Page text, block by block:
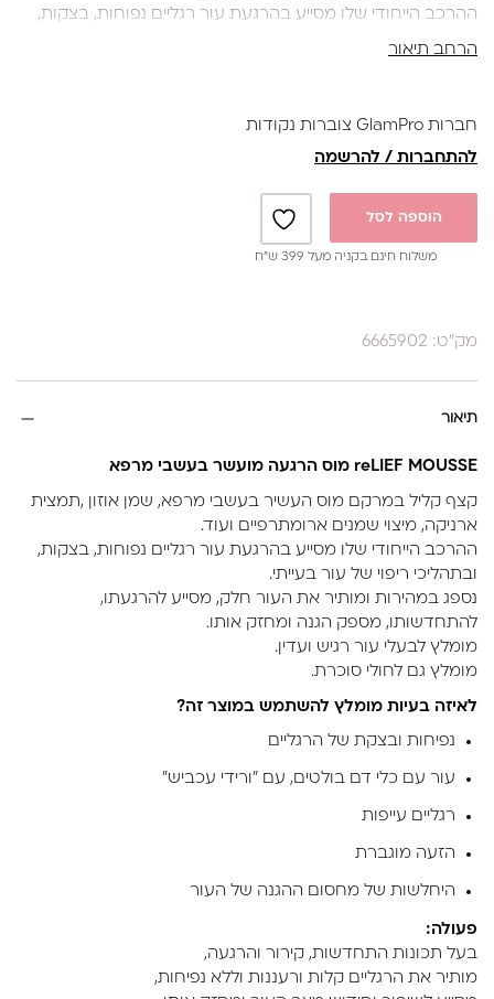
ההרכב הייחודי שלו מסייע בהרגעת עור רגליים נפוחות, בצקות,
הרחב תיאור
חברות GlamPro צוברות נקודות
להתחברות / להרשמה
הוספה לסל
משלוח חינם בקניה מעל 399 ש”ח
מק"ט: 6665902
תיאור
reLIEF MOUSSE מוס הרגעה מועשר בעשבי מרפא
קצף קליל במרקם מוס העשיר בעשבי מרפא, שמן אוזון ,תמצית
ארניקה, מיצוי שמנים ארומתרפיים ועוד.
ההרכב הייחודי שלו מסייע בהרגעת עור רגליים נפוחות, בצקות,
ובתהליכי ריפוי של עור בעייתי.
נספג במהירות ומותיר את העור חלק, מסייע להרגעתו,
להתחדשותו, מספק הגנה ומחזק אותו.
מומלץ לבעלי עור רגיש ועדין.
מומלץ גם לחולי סוכרת.
לאיזה בעיות מומלץ להשתמש במוצר זה?
נפיחות ובצקת של הרגליים
עור עם כלי דם בולטים, עם "ורידי עכביש"
רגליים עייפות
הזעה מוגברת
היחלשות של מחסום ההגנה של העור
פעולה:
בעל תכונות התחדשות, קירור והרגעה,
מותיר את הרגליים קלות ורעננות וללא נפיחות,